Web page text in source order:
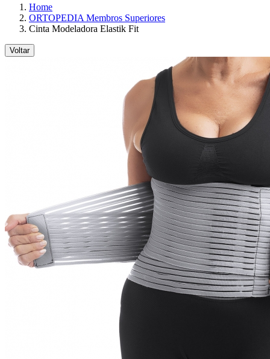
Home
ORTOPEDIA Membros Superiores
Cinta Modeladora Elastik Fit
Voltar